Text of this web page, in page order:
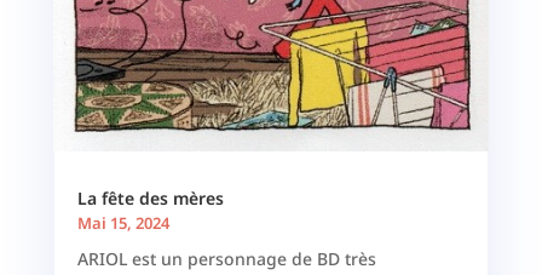
La fête des mères
Mai 15, 2024
ARIOL est un personnage de BD très